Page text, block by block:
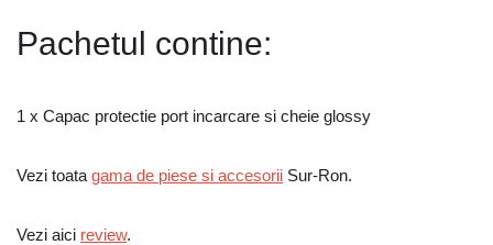
Pachetul contine:
1 x Capac protectie port incarcare si cheie glossy
Vezi toata gama de piese si accesorii Sur-Ron.
Vezi aici review.